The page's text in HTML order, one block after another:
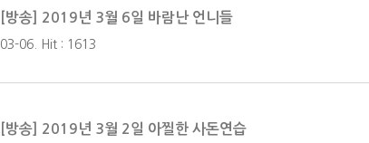
[방송] 2019년 3월 6일 바람난 언니들
03-06. Hit : 1613
[방송] 2019년 3월 2일 아찔한 사돈연습